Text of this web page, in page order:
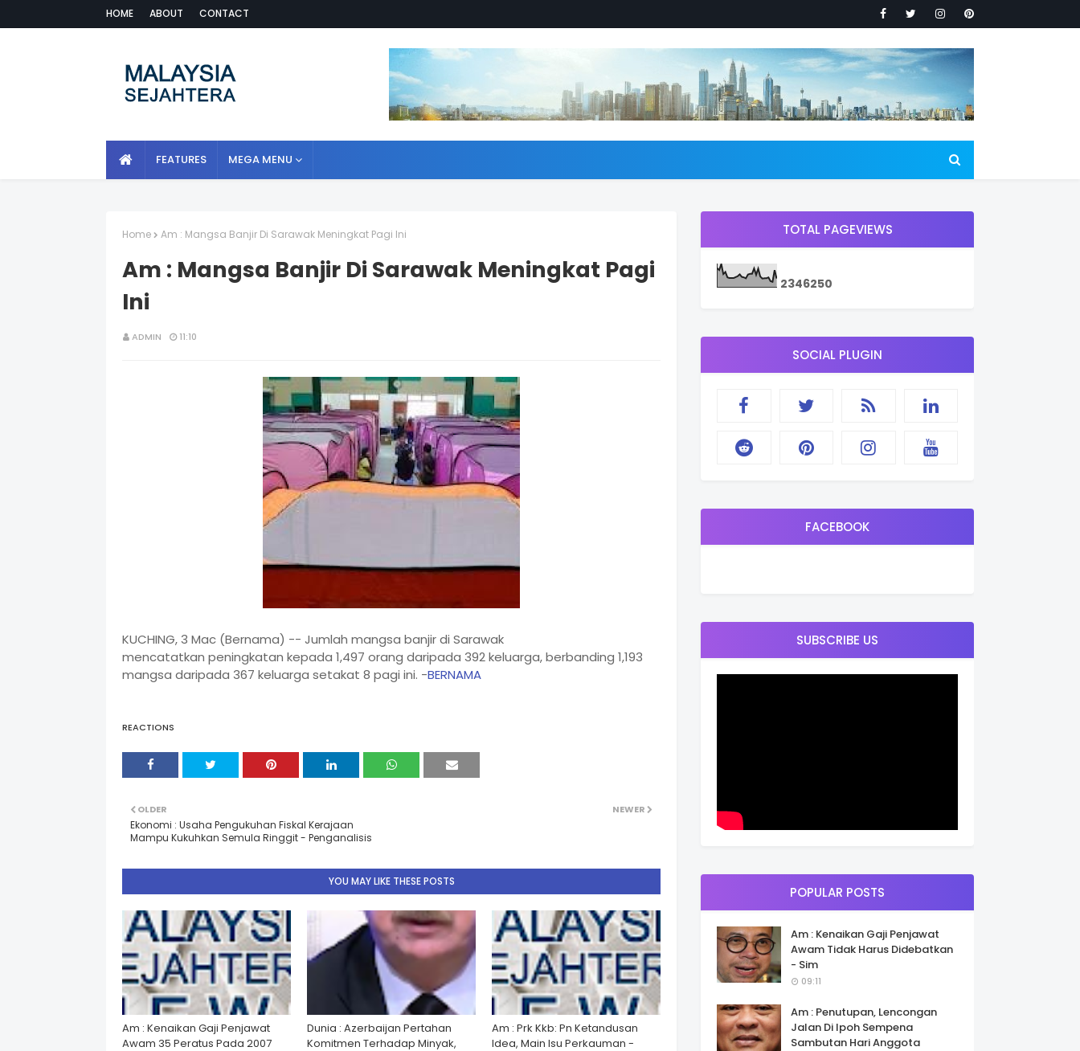
HOME ABOUT CONTACT
FEATURES MEGA MENU
Home Am : Mangsa Banjir Di Sarawak Meningkat Pagi Ini
Am : Mangsa Banjir Di Sarawak Meningkat Pagi
Ini
ADMIN 11:10
KUCHING, 3 Mac (Bernama) -- Jumlah mangsa banjir di Sarawak
mencatatkan peningkatan kepada 1,497 orang daripada 392 keluarga, berbanding 1,193
mangsa daripada 367 keluarga setakat 8 pagi ini. -BERNAMA
REACTIONS
NEWER
OLDER
Ekonomi : Usaha Pengukuhan Fiskal Kerajaan
Mampu Kukuhkan Semula Ringgit - Penganalisis
YOU MAY LIKE THESE POSTS
Am : Kenaikan Gaji Penjawat
Awam 35 Peratus Pada 2007
Dunia : Azerbaijan Pertahan
Komitmen Terhadap Minyak,
Am : Prk Kkb: Pn Ketandusan
Idea, Main Isu Perkauman -
TOTAL PAGEVIEWS
2346250
SOCIAL PLUGIN
FACEBOOK
SUBSCRIBE US
POPULAR POSTS
Am : Kenaikan Gaji Penjawat
Awam Tidak Harus Didebatkan
- Sim
09:11
Am : Penutupan, Lencongan
Jalan Di Ipoh Sempena
Sambutan Hari Anggota